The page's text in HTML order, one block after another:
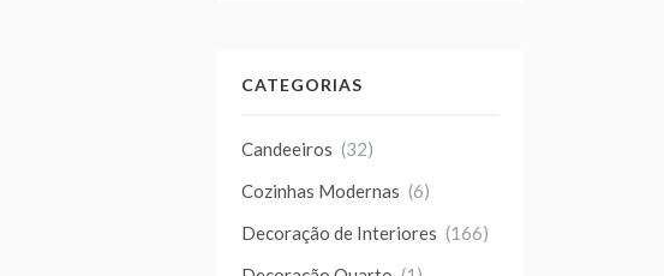
CATEGORIAS
Candeeiros (32)
Cozinhas Modernas (6)
Decoração de Interiores (166)